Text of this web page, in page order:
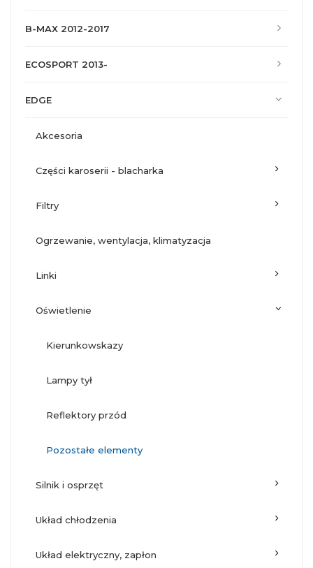
B-MAX 2012-2017
ECOSPORT 2013-
EDGE
akcesoria
części karoserii - blacharka
filtry
ogrzewanie, wentylacja, klimatyzacja
linki
oświetlenie
kierunkowskazy
lampy tył
reflektory przód
pozostałe elementy
silnik i osprzęt
układ chłodzenia
układ elektryczny, zapłon